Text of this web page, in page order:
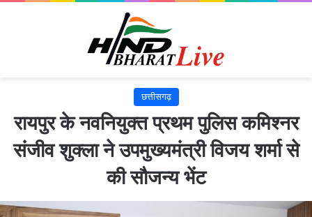
छत्तीसगढ़
रायपुर के नवनियुक्त प्रथम पुलिस कमिश्नर
संजीव शुक्ला ने उपमुख्यमंत्री विजय शर्मा से
की सौजन्य भेंट